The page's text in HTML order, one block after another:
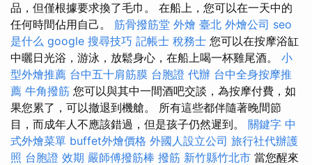
品，但僅根據要求換了毛巾。 在船上，您可以在一天中的
任何時間佔用自己。 筋骨撥筋堂 外燴 臺北 外燴公司 seo
是什么 google 搜尋技巧 記帳士 稅務士 您可以在按摩浴缸
中曬日光浴，游泳，放鬆身心，在船上喝一杯雞尾酒。 小
型外燴推薦 台中五十肩筋膜 台胞證 代辦 台中全身按摩推
薦 牛角撥筋 您可以與其中一間酒吧交談，為按摩付費，如
果您累了，可以撤退到機艙。 所有這些都伴隨著晚間節
目，而成年人不應該錯過，但是孩子仍然遲到。 關鍵字 中
式外燴菜單 buffet外燴價格 外國人設立公司 旅行社代辦護
照 台胞證 效期 嚴師傅撥筋棒 撥筋 新竹縣竹北市 當您醒來